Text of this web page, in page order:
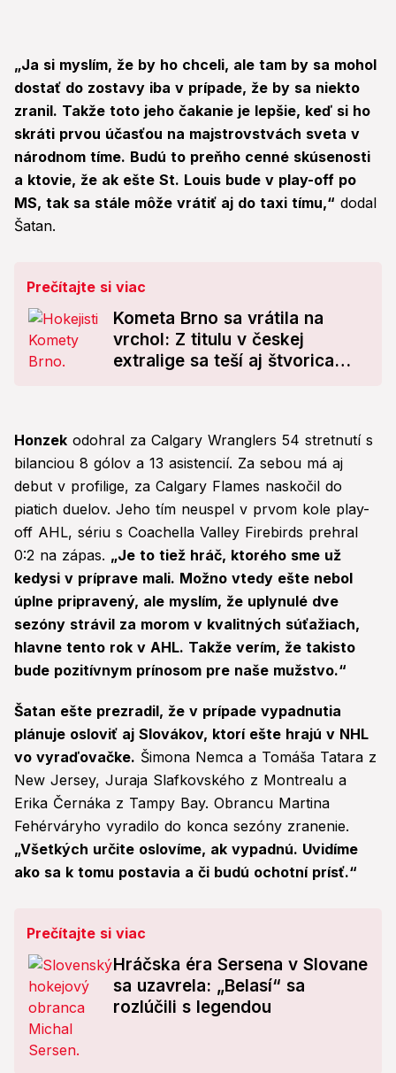
„Ja si myslím, že by ho chceli, ale tam by sa mohol
dostať do zostavy iba v prípade, že by sa niekto
zranil. Takže toto jeho čakanie je lepšie, keď si ho
skráti prvou účasťou na majstrovstvách sveta v
národnom tíme. Budú to preňho cenné skúsenosti
a ktovie, že ak ešte St. Louis bude v play-off po
MS, tak sa stále môže vrátiť aj do taxi tímu,“ dodal
Šatan.
Prečítajte si viac
Kometa Brno sa vrátila na
vrchol: Z titulu v českej
extralige sa teší aj štvorica
Honzek odohral za Calgary Wranglers 54 stretnutí s
bilanciou 8 gólov a 13 asistencií. Za sebou má aj
debut v profilige, za Calgary Flames naskočil do
piatich duelov. Jeho tím neuspel v prvom kole play-
off AHL, sériu s Coachella Valley Firebirds prehral
0:2 na zápas. „Je to tiež hráč, ktorého sme už
kedysi v príprave mali. Možno vtedy ešte nebol
úplne pripravený, ale myslím, že uplynulé dve
sezóny strávil za morom v kvalitných súťažiach,
hlavne tento rok v AHL. Takže verím, že takisto
bude pozitívnym prínosom pre naše mužstvo.“
Šatan ešte prezradil, že v prípade vypadnutia
plánuje osloviť aj Slovákov, ktorí ešte hrajú v NHL
vo vyraďovačke. Šimona Nemca a Tomáša Tatara z
New Jersey, Juraja Slafkovského z Montrealu a
Erika Černáka z Tampy Bay. Obrancu Martina
Fehérváryho vyradilo do konca sezóny zranenie.
„Všetkých určite oslovíme, ak vypadnú. Uvidíme
ako sa k tomu postavia a či budú ochotní prísť.“
Prečítajte si viac
Hráčska éra Sersena v Slovane
sa uzavrela: „Belasí“ sa
rozlúčili s legendou